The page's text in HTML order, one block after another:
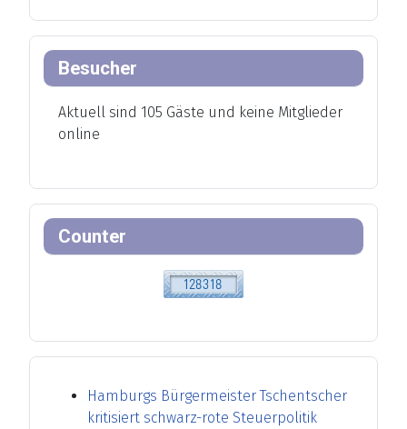
Besucher
Aktuell sind 105 Gäste und keine Mitglieder
online
Counter
Hamburgs Bürgermeister Tschentscher
kritisiert schwarz-rote Steuerpolitik